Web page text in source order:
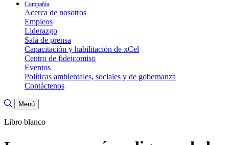
Compañía
Acerca de nosotros
Empleos
Liderazgo
Sala de prensa
Capacitación y habilitación de xCel
Centro de fideicomiso
Eventos
Políticas ambientales, sociales y de gobernanza
Contáctenos
Alternar búsqueda
Menú
Libro blanco